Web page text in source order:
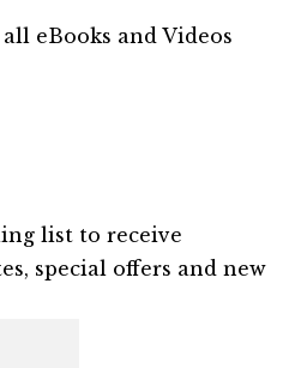
eBooks and Videos
list to receive
special offers and new